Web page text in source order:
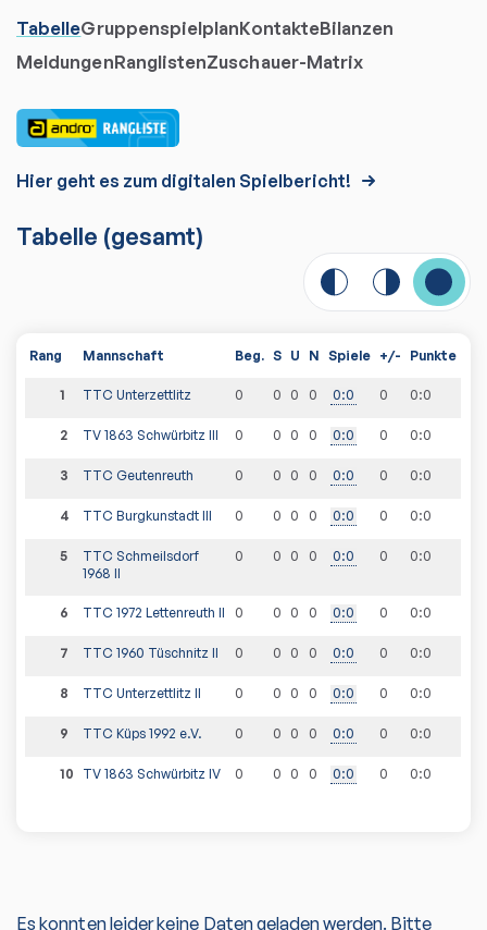
TabelleGruppenspielplanKontakteBilanzen
MeldungenRanglistenZuschauer-Matrix
Hier geht es zum digitalen Spielbericht!
Tabelle (gesamt)
Rang Mannschaft Beg. S U N Spiele +/- Punkte
1 TTC Unterzettlitz 0 0 0 0 0:0 0 0:0
2 TV 1863 Schwürbitz III 0 0 0 0 0:0 0 0:0
3 TTC Geutenreuth 0 0 0 0 0:0 0 0:0
4 TTC Burgkunstadt III 0 0 0 0 0:0 0 0:0
5
TTC Schmeilsdorf
1968 II
0 0 0 0 0:0 0 0:0
6 TTC 1972 Lettenreuth II 0 0 0 0 0:0 0 0:0
7 TTC 1960 Tüschnitz II 0 0 0 0 0:0 0 0:0
8 TTC Unterzettlitz II 0 0 0 0 0:0 0 0:0
9 TTC Küps 1992 e.V. 0 0 0 0 0:0 0 0:0
10 TV 1863 Schwürbitz IV 0 0 0 0 0:0 0 0:0
Es konnten leider keine Daten geladen werden. Bitte